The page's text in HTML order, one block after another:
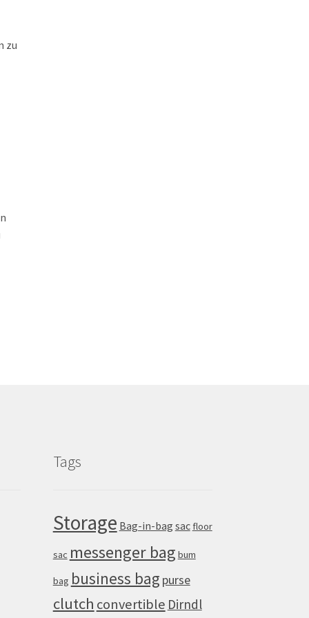
zu
Tags
Storage Bag-in-bag sacfloor
sac messenger bag bum
bag business bag purse
clutch convertible Dirndl